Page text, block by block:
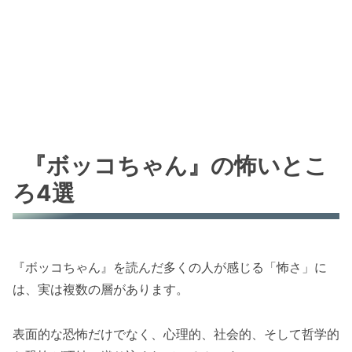
『ボッコちゃん』の怖いとこ
ろ4選
『ボッコちゃん』を読んだ多くの人が感じる「怖さ」に
は、実は複数の層があります。
表面的な恐怖だけでなく、心理的、社会的、そして哲学的